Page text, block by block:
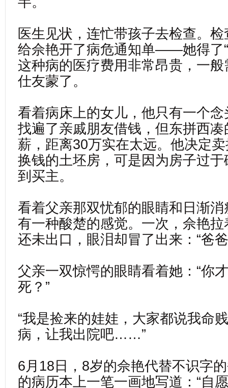
医生见状，连忙带孩子去检查。
给佘艳开了病危通知单——她得了
这种病的医疗费用非常昂贵，一
仕友蒙了。
看着病床上的女儿，他只有一个
找遍了亲戚朋友借钱，但东拼西
薪，距离30万实在太远。他决定
换钱的土坯房，可是因为房子过
到买主。
看着父亲那双忧郁的眼睛和日渐
有一种酸楚的感觉。一次，佘艳
还未出口，眼泪却冒了出来：“爸
父亲一双惊愕的眼睛看着她：“你
死？”
“我是捡来的娃娃，大家都说我命
病，让我出院吧……”
6月18日，8岁的佘艳代替不识字
的病历本上一笔一画地写道：“自